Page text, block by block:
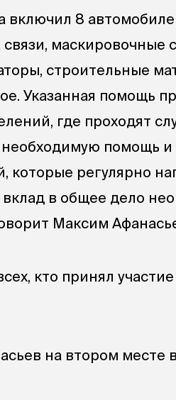
включил 8
маскировочные
строительные
Указанная помощь
где проходят
помощь и
которые регулярно
вклад в общее дело
Максим
кто принял
на втором месте в